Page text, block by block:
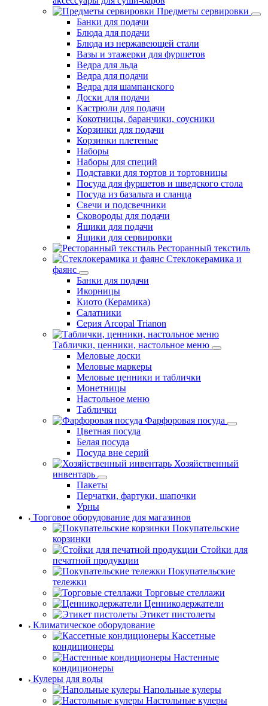
Предметы сервировки
Банки для подачи
Блюда для подачи
Блюда из нержавеющей стали
Вазы и этажерки для фуршетов
Ведра для льда
Ведра для подачи
Ведра для шампанского
Доски для подачи
Кастрюли для подачи
Кокотницы, баранчики, соусники
Корзинки для подачи
Корзинки плетеные
Наборы
Наборы для специй
Подставки для тортов и тортовницы
Посуда для фуршетов и шведского стола
Посуда из базальта и сланца
Свечи и подсвечники
Сковороды для подачи
Ящики для подачи
Ящики для сервировки
Ресторанный текстиль
Стеклокерамика и
фаянс
Банки для подачи
Икорницы
Киото (Керамика)
Салатники
Серия Arcopal Trianon
Таблички, ценники, настольное меню
Меловые доски
Меловые маркеры
Меловые ценники и таблички
Монетницы
Настольное меню
Таблички
Фарфоровая посуда
Цветная посуда
Белая посуда
Посуда вне серий
Хозяйственный
инвентарь
Пакеты
Перчатки, фартуки, шапочки
Урны
Торговое оборудование для магазинов
Покупательские
корзинки
Стойки для
печатной продукции
Покупательские
тележки
Торговые стеллажи
Ценникодержатели
Этикет пистолеты
Климатическое оборудование
Кассетные
кондиционеры
Настенные
кондиционеры
Кулеры для воды
Напольные кулеры
Настольные кулеры